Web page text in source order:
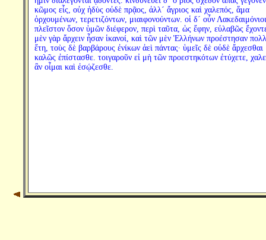
κῶμος εἷς, οὐχ ἡδὺς οὐδὲ πρᾷος, ἀλλ´ ἄγριος καὶ χαλεπός, ἅμα
ὀρχουμένων, τερετιζόντων, μιαιφονούντων. οἱ δ´ οὖν Λακεδαιμόνιοι
πλεῖστον ὅσον ὑμῶν διέφερον, περὶ ταῦτα, ὡς ἔφην, εὐλαβῶς
μὲν γὰρ ἄρχειν ἦσαν ἱκανοί, καὶ τῶν μὲν Ἑλλήνων προέστησαν
ἔτη, τοὺς δὲ βαρβάρους ἐνίκων ἀεὶ πάντας· ὑμεῖς δὲ οὐδὲ ἄρχεσθαι
καλῶς ἐπίστασθε. τοιγαροῦν εἰ μὴ τῶν προεστηκότων ἐτύχετε,
ἂν οἶμαι καὶ ἐσῴζεσθε.